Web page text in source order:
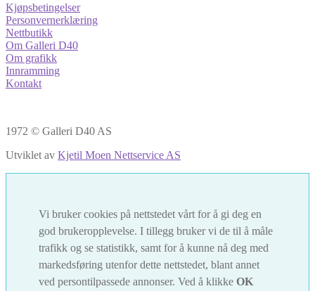
Kjøpsbetingelser
Personvernerklæring
Nettbutikk
Om Galleri D40
Om grafikk
Innramming
Kontakt
1972 © Galleri D40 AS
Utviklet av Kjetil Moen Nettservice AS
Vi bruker cookies på nettstedet vårt for å gi deg en
god brukeropplevelse. I tillegg bruker vi de til å måle
trafikk og se statistikk, samt for å kunne nå deg med
markedsføring utenfor dette nettstedet, blant annet
ved persontilpassede annonser. Ved å klikke OK